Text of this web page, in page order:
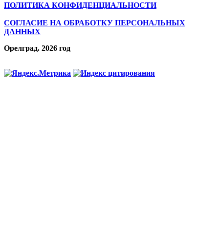
ПОЛИТИКА КОНФИДЕНЦИАЛЬНОСТИ
СОГЛАСИЕ НА ОБРАБОТКУ ПЕРСОНАЛЬНЫХ
ДАННЫХ
Орелград. 2026 год